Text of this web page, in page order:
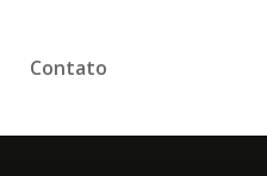
Contato